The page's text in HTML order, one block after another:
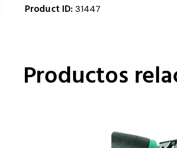
Product ID: 31447
Productos